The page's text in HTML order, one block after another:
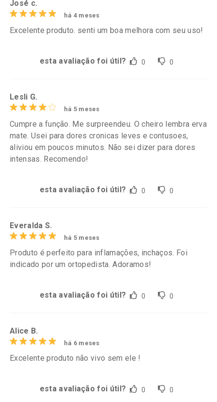
José c.
há 4 meses
Excelente produto. senti um boa melhora com seu uso!
esta avaliação foi útil? 0 0
Lesli G.
há 5 meses
Cumpre a função. Me surpreendeu. O cheiro lembra erva
mate. Usei para dores cronicas leves e contusoes,
aliviou em poucos minutos. Não sei dizer para dores
intensas. Recomendo!
esta avaliação foi útil? 0 0
Everalda S.
há 5 meses
Produto é perfeito para inflamações, inchaços. Foi
indicado por um ortopedista. Adoramos!
esta avaliação foi útil? 0 0
Alice B.
há 6 meses
Excelente produto não vivo sem ele !
esta avaliação foi útil? 0 0